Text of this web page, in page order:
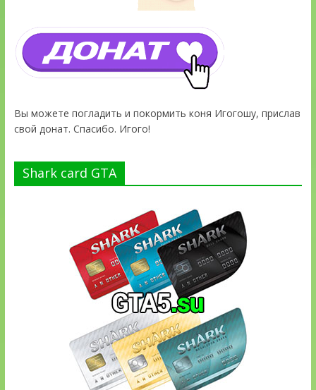
Вы можете погладить и покормить коня Игогошу, прислав
свой донат. Спасибо. Игого!
Shark card GTA